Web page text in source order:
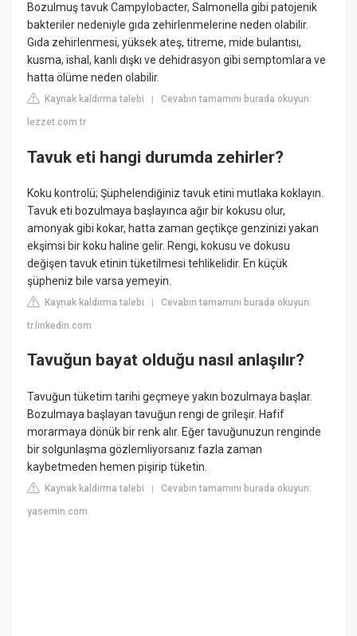
Bozulmuş tavuk Campylobacter, Salmonella gibi patojenik
bakteriler nedeniyle gıda zehirlenmelerine neden olabilir.
Gıda zehirlenmesi, yüksek ateş, titreme, mide bulantısı,
kusma, ishal, kanlı dışkı ve dehidrasyon gibi semptomlara ve
hatta ölüme neden olabilir.
Kaynak kaldırma talebi |Cevabın tamamını burada okuyun:
lezzet.com.tr
Tavuk eti hangi durumda zehirler?
Koku kontrolü; Şüphelendiğiniz tavuk etini mutlaka koklayın.
Tavuk eti bozulmaya başlayınca ağır bir kokusu olur,
amonyak gibi kokar, hatta zaman geçtikçe genzinizi yakan
ekşimsi bir koku haline gelir. Rengi, kokusu ve dokusu
değişen tavuk etinin tüketilmesi tehlikelidir. En küçük
şüpheniz bile varsa yemeyin.
Kaynak kaldırma talebi |Cevabın tamamını burada okuyun:
tr.linkedin.com
Tavuğun bayat olduğu nasıl anlaşılır?
Tavuğun tüketim tarihi geçmeye yakın bozulmaya başlar.
Bozulmaya başlayan tavuğun rengi de grileşir. Hafif
morarmaya dönük bir renk alır. Eğer tavuğunuzun renginde
bir solgunlaşma gözlemliyorsanız fazla zaman
kaybetmeden hemen pişirip tüketin.
Kaynak kaldırma talebi |Cevabın tamamını burada okuyun:
yasemin.com